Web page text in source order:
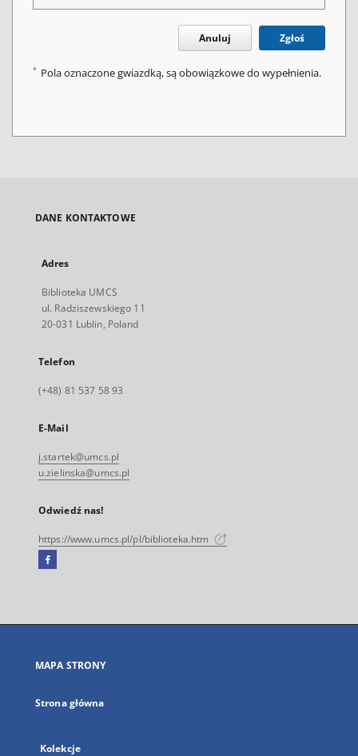
Anuluj Zgłoś
* Pola oznaczone gwiazdką, są obowiązkowe do wypełnienia.
DANE KONTAKTOWE
Adres
Biblioteka UMCS
ul. Radziszewskiego 11
20-031 Lublin, Poland
Telefon
(+48) 81 537 58 93
E-Mail
j.startek@umcs.pl
u.zielinska@umcs.pl
Odwiedź nas!
https://www.umcs.pl/pl/biblioteka.htm
Facebook
się
karcie
MAPA STRONY
Strona główna
Kolekcje